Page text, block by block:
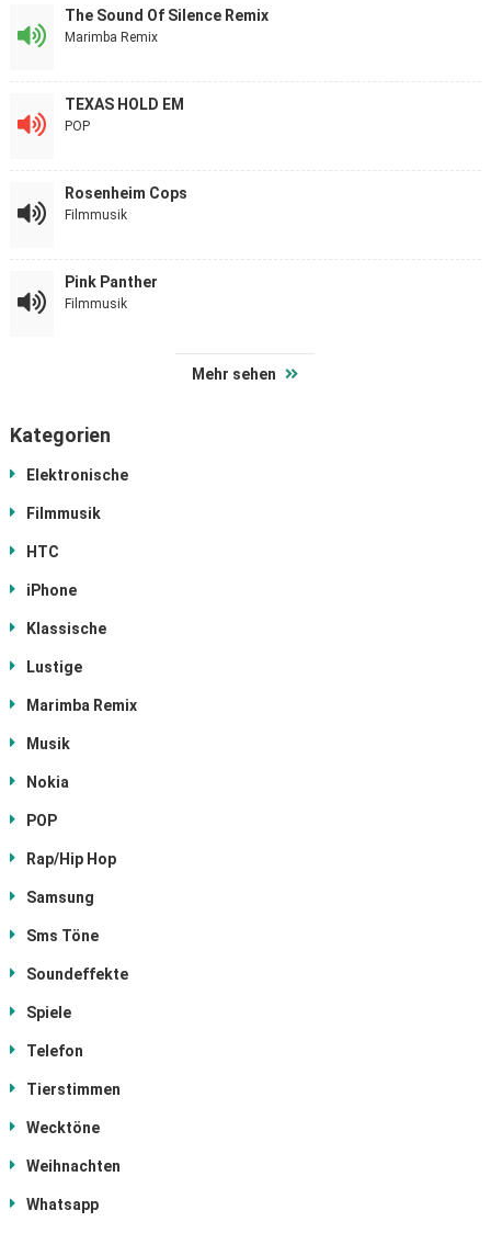
The Sound Of Silence Remix
Marimba Remix
TEXAS HOLD EM
POP
Rosenheim Cops
Filmmusik
Pink Panther
Filmmusik
Mehr sehen
Kategorien
Elektronische
Filmmusik
HTC
iPhone
Klassische
Lustige
Marimba Remix
Musik
Nokia
POP
Rap/Hip Hop
Samsung
Sms Töne
Soundeffekte
Spiele
Telefon
Tierstimmen
Wecktöne
Weihnachten
Whatsapp